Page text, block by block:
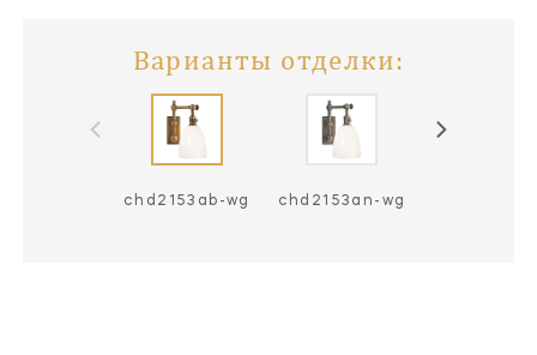
Варианты отделки:
chd2153ab-wg chd2153an-wg